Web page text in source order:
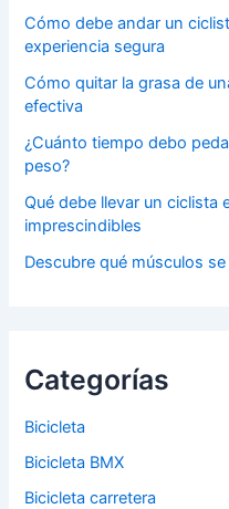
Cómo debe andar un
experiencia segura
Cómo quitar la grasa de
efectiva
¿Cuánto tiempo debo
peso?
Qué debe llevar un ciclista
imprescindibles
Descubre qué músculos
Categorías
Bicicleta
Bicicleta BMX
Bicicleta carretera